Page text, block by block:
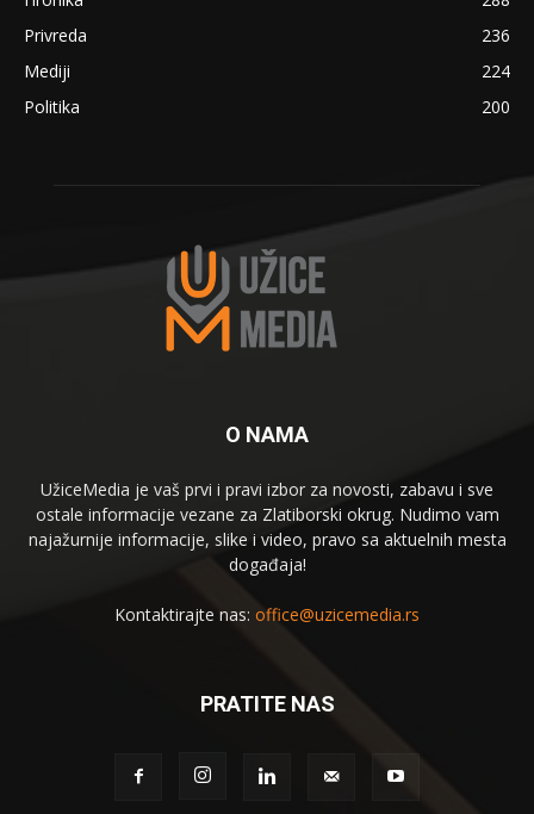
Privreda
236
Mediji
224
Politika
200
O NAMA
UžiceMedia je vaš prvi i pravi izbor za novosti, zabavu i sve
ostale informacije vezane za Zlatiborski okrug. Nudimo vam
najažurnije informacije, slike i video, pravo sa aktuelnih mesta
događaja!
Kontaktirajte nas: office@uzicemedia.rs
PRATITE NAS